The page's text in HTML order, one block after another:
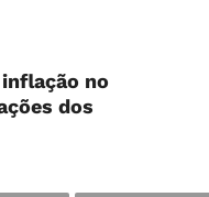
no
dos